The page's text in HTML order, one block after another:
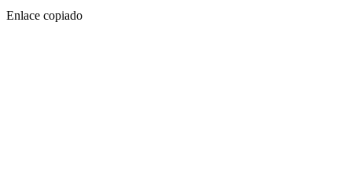
Enlace copiado